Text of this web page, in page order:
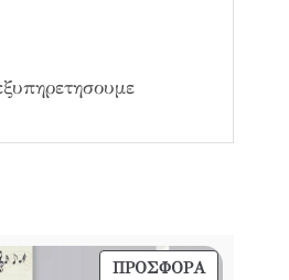
ΠΡΟΣΦΟΡΆΠΡΟΪΌΝ